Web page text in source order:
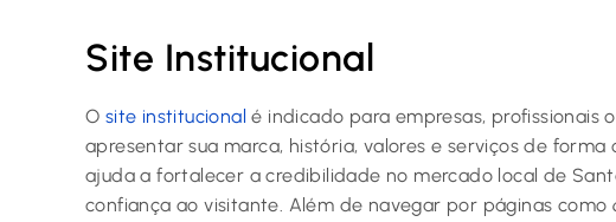
Site Institucional
O site institucional é indicado para empresas, profissionais
apresentar sua marca, história, valores e serviços de
ajuda a fortalecer a credibilidade no mercado local de
confiança ao visitante. Além de navegar por páginas como